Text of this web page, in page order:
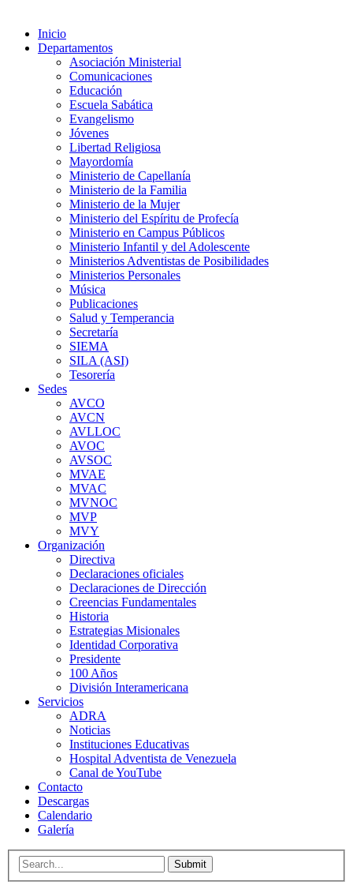
Inicio
Departamentos
Asociación Ministerial
Comunicaciones
Educación
Escuela Sabática
Evangelismo
Jóvenes
Libertad Religiosa
Mayordomía
Ministerio de Capellanía
Ministerio de la Familia
Ministerio de la Mujer
Ministerio del Espíritu de Profecía
Ministerio en Campus Públicos
Ministerio Infantil y del Adolescente
Ministerios Adventistas de Posibilidades
Ministerios Personales
Música
Publicaciones
Salud y Temperancia
Secretaría
SIEMA
SILA (ASI)
Tesorería
Sedes
AVCO
AVCN
AVLLOC
AVOC
AVSOC
MVAE
MVAC
MVNOC
MVP
MVY
Organización
Directiva
Declaraciones oficiales
Declaraciones de Dirección
Creencias Fundamentales
Historia
Estrategias Misionales
Identidad Corporativa
Presidente
100 Años
División Interamericana
Servicios
ADRA
Noticias
Instituciones Educativas
Hospital Adventista de Venezuela
Canal de YouTube
Contacto
Descargas
Calendario
Galería
Submit